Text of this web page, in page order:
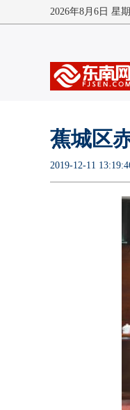
2026年8月6日 星期
蕉城区
2019-12-11